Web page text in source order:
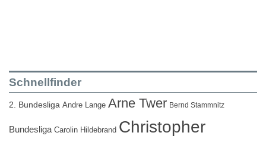
Schnellfinder
2. Bundesliga Andre Lange Arne Twer Bernd Stammnitz
Bundesliga Carolin Hildebrand Christopher